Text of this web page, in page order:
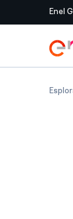
Enel
Siti
Vai